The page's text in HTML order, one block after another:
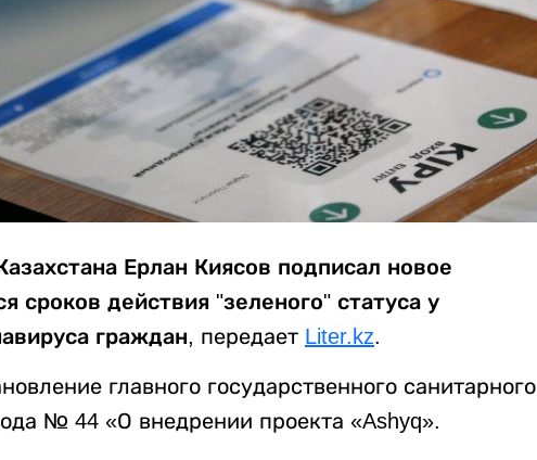
Ерлан Киясов подписал новое
сроков действия "зеленого" статуса у
граждан, передает Liter.kz.
главного государственного санитарного
№ 44 «О внедрении проекта «Ashyq».